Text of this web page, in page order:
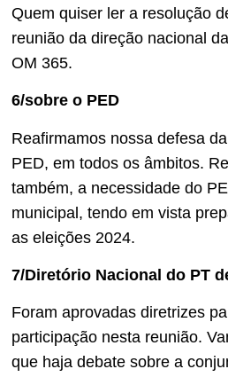
Quem quiser ler a resolução
reunião da direção nacional
OM 365.
6/sobre o PED
Reafirmamos nossa defesa
PED, em todos os âmbitos.
também, a necessidade do
municipal, tendo em vista
as eleições 2024.
7/Diretório Nacional do PT
Foram aprovadas diretrizes
participação nesta reunião.
que haja debate sobre a